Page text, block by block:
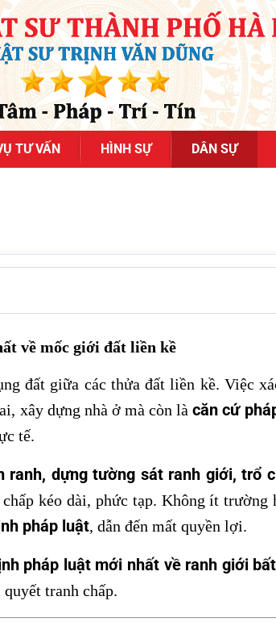
TƯ VẤN HÌNH SỰ DÂN SỰ
về mốc giới đất liền kề
đất giữa các thửa đất liền kề. Việc
xây dựng nhà ở mà còn làcăn cứ
tế.
ranh, dựng tường sát ranh giới, trổ
kéo dài, phức tạp. Không ít trường
pháp luật, dẫn đến mất quyền lợi.
pháp luật mới nhất về ranh giới
tranh chấp.